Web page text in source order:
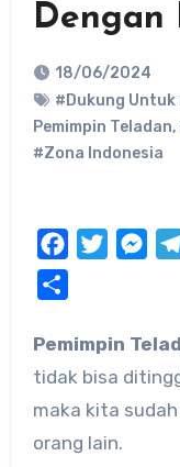
Dengan
18/06/2024
#Dukung Untuk
Pemimpin Teladan,
#Zona Indonesia
FacebookTwitter
Pemimpin
tidak bisa
maka kita
orang lain.